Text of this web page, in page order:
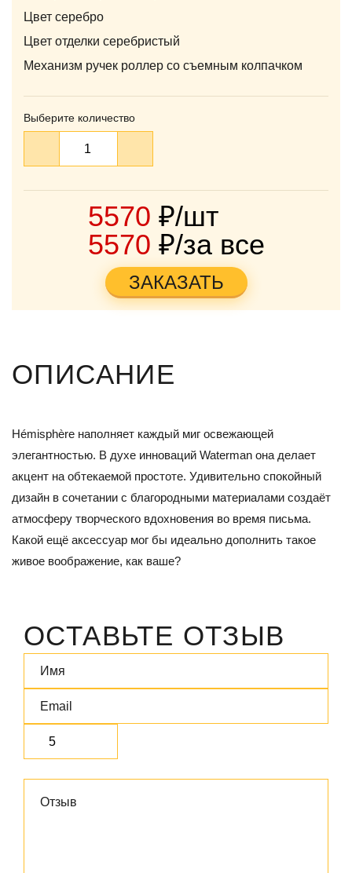
Цвет серебро
Цвет отделки серебристый
Механизм ручек роллер со съемным колпачком
Выберите количество
5570 ₽/шт
5570 ₽/за все
ЗАКАЗАТЬ
ОПИСАНИЕ
Hémisphère наполняет каждый миг освежающей
элегантностью. В духе инноваций Waterman она делает
акцент на обтекаемой простоте. Удивительно спокойный
дизайн в сочетании с благородными материалами создаёт
атмосферу творческого вдохновения во время письма.
Какой ещё аксессуар мог бы идеально дополнить такое
живое воображение, как ваше?
ОСТАВЬТЕ ОТЗЫВ